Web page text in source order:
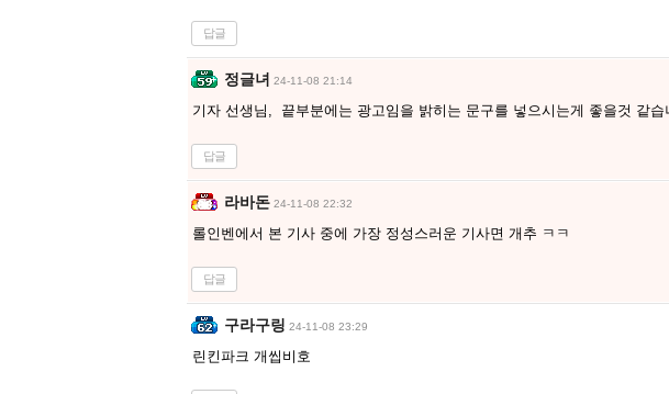
답글
정글녀 24-11-08 21:14
기자 선생님, 끝부분에는 광고임을 밝히는 문구를 넣으시는게 좋을것 같습
답글
라바돈 24-11-08 22:32
롤인벤에서 본 기사 중에 가장 정성스러운 기사면 개추 ㅋㅋ
답글
구라구링 24-11-08 23:29
린킨파크 개씹비호